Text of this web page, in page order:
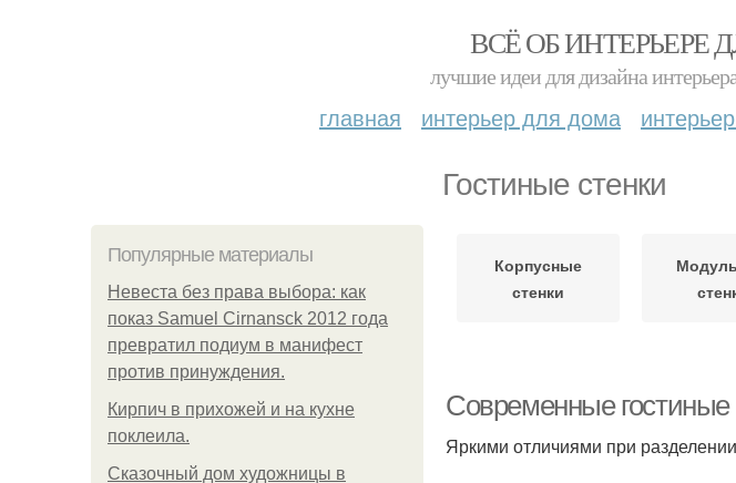
ВСЁ ОБ ИНТЕРЬЕРЕ
лучшие идеи для дизайна
главная интерьер для дома
Гостиные стенки
Популярные материалы
Невеста без права выбора: как
показ Samuel Cirnansck 2012 года
превратил подиум в манифест
против принуждения.
Кирпич в прихожей и на кухне
поклеила.
Сказочный дом художницы в
Корпусные
стенки
Современные гостиные
Яркими отличиями при